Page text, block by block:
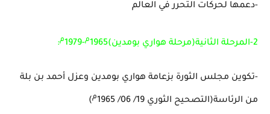
-دعمها لحركات التحرر في العالم
2-المرحلة الثانية(مرحلة هواري بومدين)1965 م-1979 م:
-تكوين مجلس الثورة بزعامة هواري بومدين وعزل أحمد بن بلة
من الرئاسة(التصحيح الثوري 19/ 06/ 1965 م)